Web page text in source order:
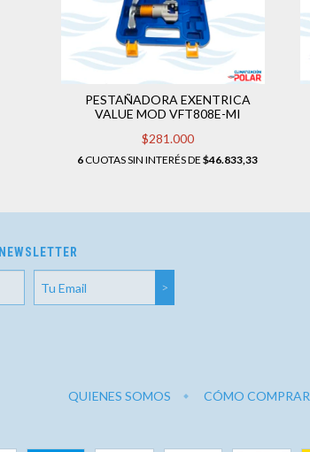
PESTAÑADORA EXENTRICA
VALUE MOD VFT808E-MI
$281.000
6CUOTAS SIN INTERÉS DE$46.833,33
NEWSLETTER
QUIENES SOMOS CÓMO COMPRAR